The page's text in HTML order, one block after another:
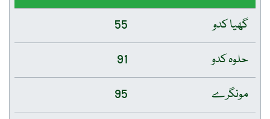
گھیا کدو
55
حلوہ کدو
91
مونگرے
95